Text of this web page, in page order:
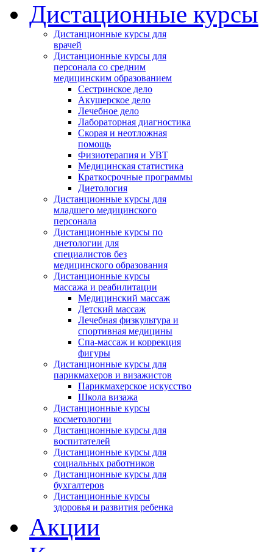
Дистационные курсы
Дистанционные курсы для
врачей
Дистанционные курсы для
персонала со средним
медицинским образованием
Сестринское дело
Акушерское дело
Лечебное дело
Лабораторная диагностика
Cкорая и неотложная
помощь
Физиотерапия и УВТ
Медицинская статистика
Краткосрочные программы
Диетология
Дистанционные курсы для
младшего медицинского
персонала
Дистанционные курсы по
диетологии для
специалистов без
медицинского образования
Дистанционные курсы
массажа и реабилитации
Медицинский массаж
Детский массаж
Лечебная физкультура и
спортивная медицины
Спа-массаж и коррекция
фигуры
Дистанционные курсы для
парикмахеров и визажистов
Парикмахерское искусство
Школа визажа
Дистанционные курсы
косметологии
Дистанционные курсы для
воспитателей
Дистанционные курсы для
социальных работников
Дистанционные курсы для
бухгалтеров
Дистанционные курсы
здоровья и развития ребенка
Акции